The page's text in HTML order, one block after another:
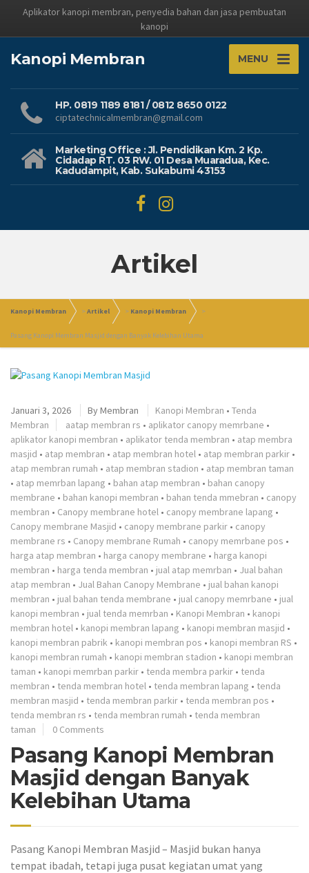
Aplikator kanopi membran, penyedia bahan dan jasa pembuatan
kanopi
Kanopi Membran MENU
HP. 0819 1189 8181 / 0812 8650 0122
ciptatechnicalmembran@gmail.com
Marketing Office : Jl. Pendidikan Km. 2 Kp.
Cidadap RT. 03 RW. 01 Desa Muaradua, Kec.
Kadudampit, Kab. Sukabumi 43153
Artikel
Kanopi Membran >Artikel > Kanopi Membran >
Pasang Kanopi Membran Masjid dengan Banyak Kelebihan Utama
Januari 3, 2026 ByMembran Kanopi Membran • Tenda
Membran
aatap membran rs • aplikator canopy memrbane •
aplikator kanopi membran • aplikator tenda membran • atap membra
masjid • atap membran • atap membran hotel • atap membran parkir •
atap membran rumah • atap membran stadion • atap membran taman
• atap memrban lapang • bahan atap membran • bahan canopy
membrane • bahan kanopi membran • bahan tenda mmebran • canopy
membran • Canopy membrane hotel • canopy membrane lapang •
Canopy membrane Masjid • canopy membrane parkir • canopy
membrane rs • Canopy membrane Rumah • canopy memrbane pos •
harga atap membran • harga canopy membrane • harga kanopi
membran • harga tenda membran • jual atap memrban • Jual bahan
atap membran • Jual Bahan Canopy Membrane • jual bahan kanopi
membran • jual bahan tenda membrane • jual canopy memrbane • jual
kanopi membran • jual tenda memrban • Kanopi Membran • kanopi
membran hotel • kanopi membran lapang • kanopi membran masjid •
kanopi membran pabrik • kanopi membran pos • kanopi membran RS •
kanopi membran rumah • kanopi membran stadion • kanopi membran
taman • kanopi memrban parkir • tenda membra parkir • tenda
membran • tenda membran hotel • tenda membran lapang • tenda
membran masjid • tenda membran parkir • tenda membran pos •
tenda membran rs • tenda membran rumah • tenda membran
taman
0 Comments
Pasang Kanopi Membran
Masjid dengan Banyak
Kelebihan Utama
Pasang Kanopi Membran Masjid – Masjid bukan hanya
tempat ibadah, tetapi juga pusat kegiatan umat yang